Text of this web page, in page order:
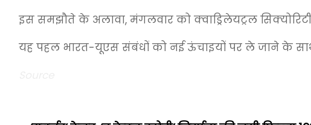
इस समझौते के अलावा, मंगलवार को क्वाड्रिलेयट्रल सिक्योरिटी
यह पहल भारत-यूएस संबंधों को नई ऊंचाइयों पर ले जाने के साथ-